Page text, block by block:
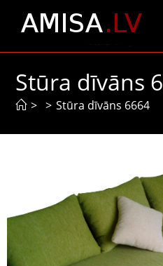
Stūra dīvāns
> > Stūra dīvāns 6664